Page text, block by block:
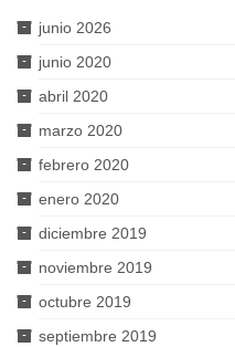
junio 2026
junio 2020
abril 2020
marzo 2020
febrero 2020
enero 2020
diciembre 2019
noviembre 2019
octubre 2019
septiembre 2019